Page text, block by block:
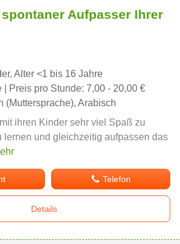
Aufpasser Ihrer
Alter <1 bis 16 Jahre
| Preis pro Stunde: 7,00 - 20,00 €
(Muttersprache), Arabisch
ihren Kinder sehr viel Spaß zu
lernen und gleichzeitig aufpassen das
Telefon
Details